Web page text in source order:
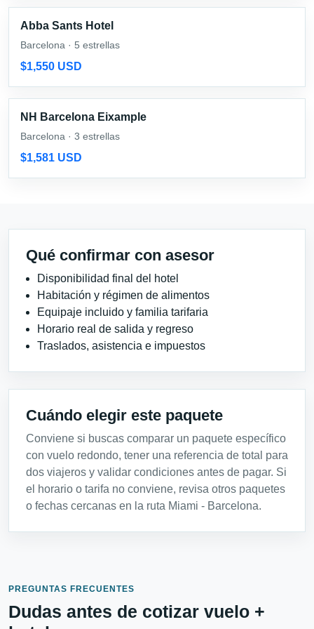
Abba Sants Hotel
Barcelona · 5 estrellas
$1,550 USD
NH Barcelona Eixample
Barcelona · 3 estrellas
$1,581 USD
Qué confirmar con asesor
Disponibilidad final del hotel
Habitación y régimen de alimentos
Equipaje incluido y familia tarifaria
Horario real de salida y regreso
Traslados, asistencia e impuestos
Cuándo elegir este paquete
Conviene si buscas comparar un paquete específico
con vuelo redondo, tener una referencia de total para
dos viajeros y validar condiciones antes de pagar. Si
el horario o tarifa no conviene, revisa otros paquetes
o fechas cercanas en la ruta Miami - Barcelona.
PREGUNTAS FRECUENTES
Dudas antes de cotizar vuelo +